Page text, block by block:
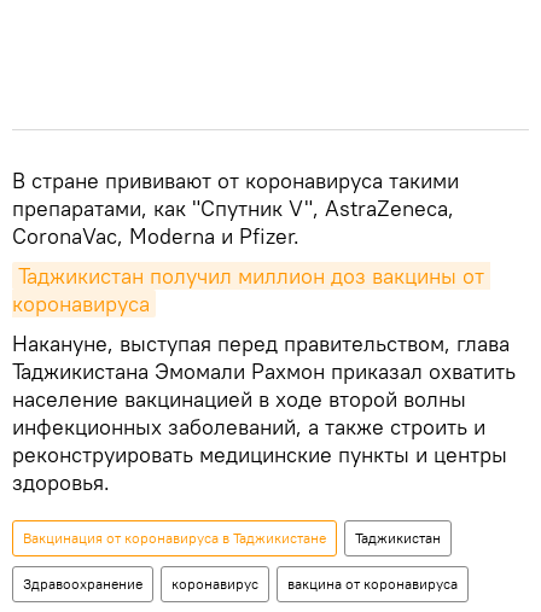
В стране прививают от коронавируса такими
препаратами, как "Спутник V", AstraZeneca,
CoronaVac, Moderna и Pfizer.
Таджикистан получил миллион доз вакцины от
коронавируса
Накануне, выступая перед правительством, глава
Таджикистана Эмомали Рахмон приказал охватить
население вакцинацией в ходе второй волны
инфекционных заболеваний, а также строить и
реконструировать медицинские пункты и центры
здоровья.
Вакцинация от коронавируса в Таджикистане Таджикистан
Здравоохранение коронавирус вакцина от коронавируса